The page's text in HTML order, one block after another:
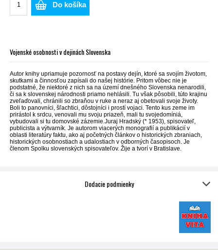
Do košíka
Vojenské osobnosti v dejinách Slovenska
Autor knihy upriamuje pozornosť na postavy dejín, ktoré sa svojím životom,
skutkami a činnosťou zapísali do našej histórie. Pritom vôbec nie je
podstatné, že niektoré z nich sa na území dnešného Slovenska nenarodili,
či sa k slovenskej národnosti priamo nehlásili. Tu však pôsobili, túto krajinu
zveľaďovali, chránili so zbraňou v ruke a neraz aj obetovali svoje životy.
Boli to panovníci, šľachtici, dôstojníci i prostí vojaci. Tento kus zeme im
prirástol k srdcu, venovali mu svoju priazeň, mali tu svojedomíniá,
vybudovali si tu domovské zázemie.Juraj Hradský (* 1953), spisovateľ,
publicista a výtvarník. Je autorom viacerých monografií a publikácií v
oblasti literatúry faktu, ako aj početných článkov o historických zbraniach,
historických osobnostiach a udalostiach v odborných časopisoch. Je
členom Spolku slovenských spisovateľov. Žije a tvorí v Bratislave.
Dodacie podmienky